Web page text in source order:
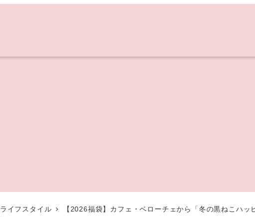
ライフスタイル
【2026福袋】カフェ・ベローチェから「冬の黒ねこハ